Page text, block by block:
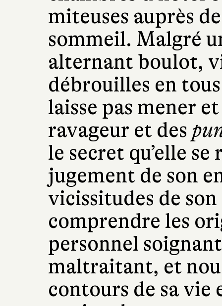
miteuses auprès
sommeil. Malgré
alternant boulot,
débrouilles en tous
laisse pas mener
ravageur et des
le secret qu’elle
jugement de son
vicissitudes de
comprendre les
personnel
maltraitant, et
contours de sa vie